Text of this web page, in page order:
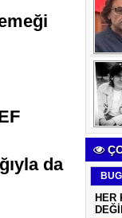
da
HER